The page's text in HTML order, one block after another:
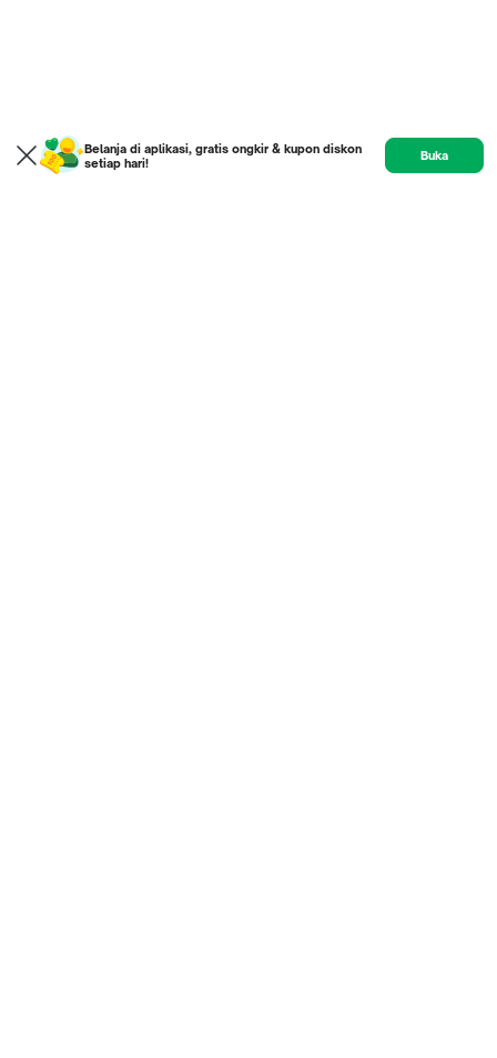
Belanja di aplikasi, gratis ongkir & kupon diskon
setiap hari!
Buka